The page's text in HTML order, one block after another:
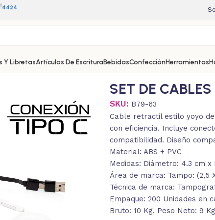
4424
Y LibretasArtículos De EscrituraBebidasConfecciónHerramientas
SET DE
SKU: B79-63
Cable retractil estilo yoyo
con eficiencia. Incluye
compatibilidad. Diseño
Material: ABS + PVC
Medidas: Diámetro: 4.3 cm
Área de marca: Tampo: (2,5
Técnica de marca:
Empaque: 200 Unidades en
Bruto: 10 Kg. Peso Neto: 9